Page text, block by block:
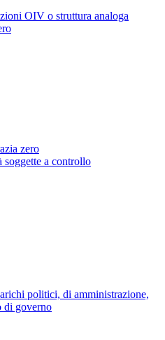
OIV o struttura analoga
zero
soggette a controllo
politici, di amministrazione,
di governo